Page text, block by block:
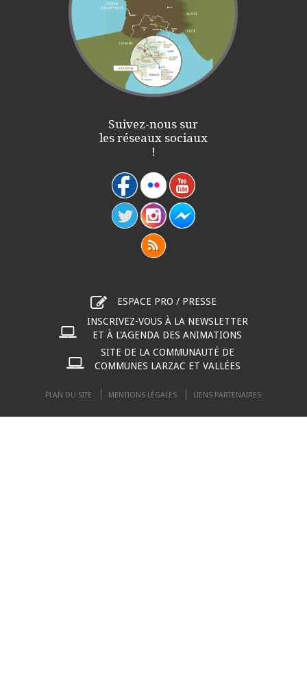
Suivez-nous sur
les réseaux sociaux
!
ESPACE PRO / PRESSE
INSCRIVEZ-VOUS À LA NEWSLETTER
ET À L'AGENDA DES ANIMATIONS
SITE DE LA COMMUNAUTÉ DE
COMMUNES LARZAC ET VALLÉES
PLAN DU SITE MENTIONS LÉGALES LIENS PARTENAIRES